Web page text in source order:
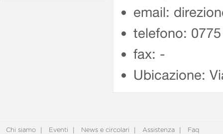
email:
telefono:
fax: -
Ubicazione:
Chi siamo Eventi News e circolari Assistenza Faq